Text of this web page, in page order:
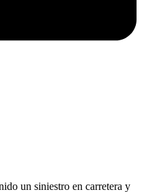
un siniestro en carretera y